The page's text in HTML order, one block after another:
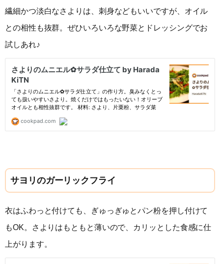
繊細かつ淡白なさよりは、刺身などもいいですが、オイル
との相性も抜群。ぜひいろいろな野菜とドレッシングでお
試しあれ♪
サヨリのガーリックフライ
衣はふわっと付けても、ぎゅっぎゅとパン粉を押し付けて
もOK。さよりはもともと薄いので、カリッとした食感に仕
上がります。